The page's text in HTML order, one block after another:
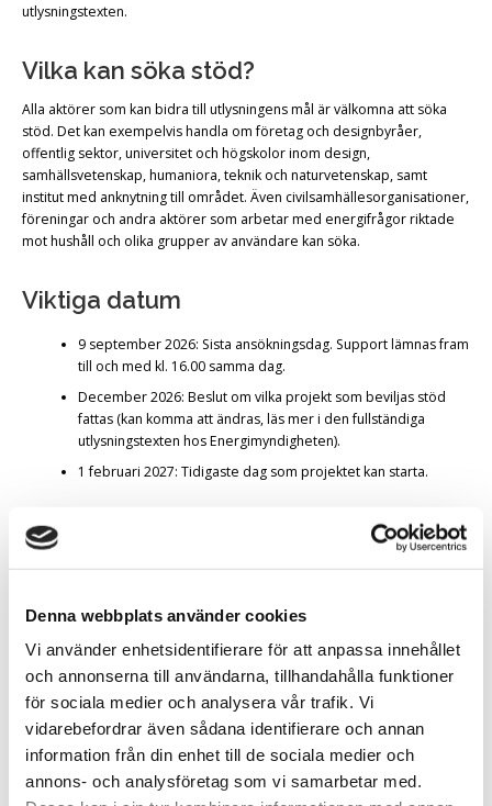
Denna webbplats använder cookies
Vi använder enhetsidentifierare för att anpassa innehållet
och annonserna till användarna, tillhandahålla funktioner
för sociala medier och analysera vår trafik. Vi
vidarebefordrar även sådana identifierare och annan
information från din enhet till de sociala medier och
annons- och analysföretag som vi samarbetar med.
utlysningstexten.
Vilka kan söka stöd?
Alla aktörer som kan bidra till utlysningens mål är välkomna att söka
stöd. Det kan exempelvis handla om företag och designbyråer,
offentlig sektor, universitet och högskolor inom design,
samhällsvetenskap, humaniora, teknik och naturvetenskap, samt
institut med anknytning till området. Även civilsamhällesorganisationer,
föreningar och andra aktörer som arbetar med energifrågor riktade
mot hushåll och olika grupper av användare kan söka.
Viktiga datum
9 september 2026: Sista ansökningsdag. Support lämnas fram
till och med kl. 16.00 samma dag.
December 2026: Beslut om vilka projekt som beviljas stöd
fattas (kan komma att ändras, läs mer i den fullständiga
utlysningstexten hos Energimyndigheten).
1 februari 2027: Tidigaste dag som projektet kan starta.
Hur ansöker jag?
Läs mer om utlysningen och hur du ansöker på Energimyndighetens
LÄS MER OM UTLYSNINGEN OCH HUR DU ANSÖKER PÅ
ENERGIMYNDIGHETENS WEBBPLATS
Informationsmöte om utlysningen
Den 9 juni hålls ett informationsmöte om utlysningen. Under mötet får
du mer information om utlysningen och ansökningsprocessen. Du
kommer även få möjlighet att ställa frågor till oss kring processen och